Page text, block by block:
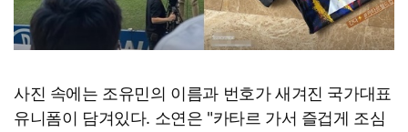
사진 속에는 조유민의 이름과 번호가 새겨진 국가대표
유니폼이 담겨있다. 소연은 "카타르 가서 즐겁게 조심